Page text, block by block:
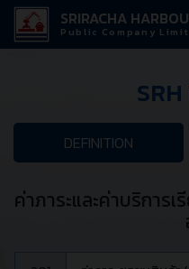
SRIRACHA
Public Company
SRH
DEFINITION
ค่าภาระและค่าบริการ